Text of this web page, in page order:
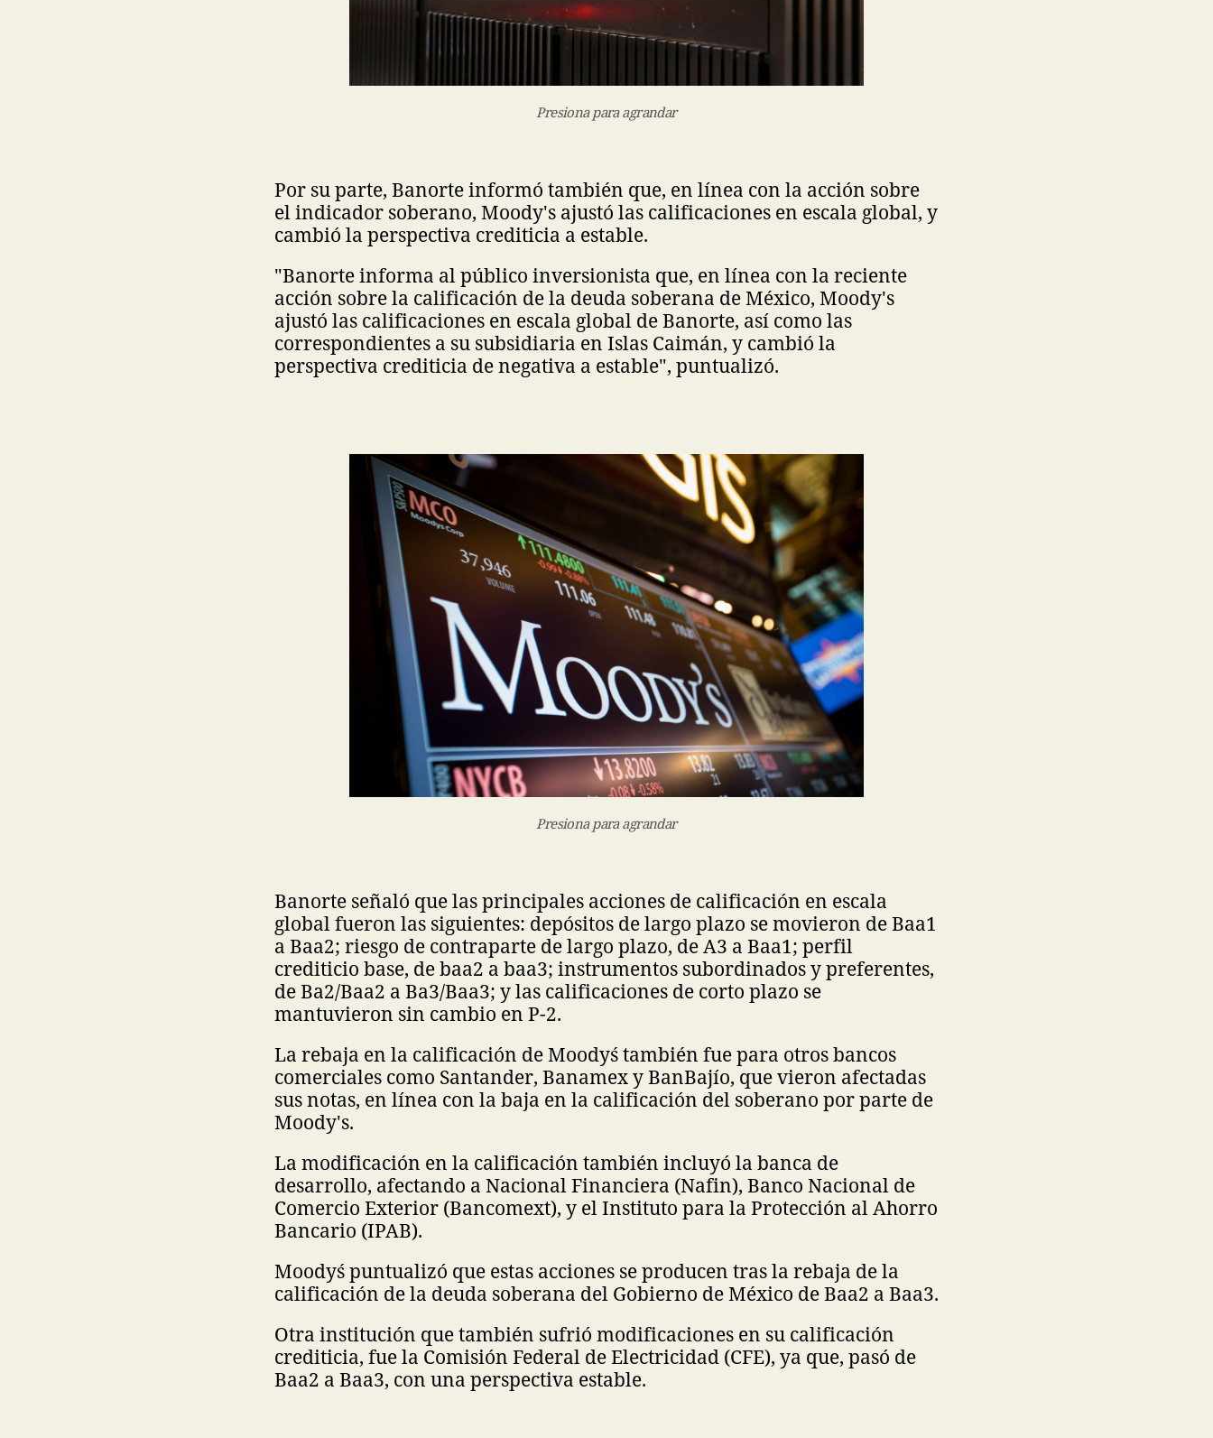
Presiona para agrandar
Por su parte, Banorte informó también que, en línea con la acción sobre
el indicador soberano, Moody's ajustó las calificaciones en escala global, y
cambió la perspectiva crediticia a estable.
"Banorte informa al público inversionista que, en línea con la reciente
acción sobre la calificación de la deuda soberana de México, Moody's
ajustó las calificaciones en escala global de Banorte, así como las
correspondientes a su subsidiaria en Islas Caimán, y cambió la
perspectiva crediticia de negativa a estable", puntualizó.
Presiona para agrandar
Banorte señaló que las principales acciones de calificación en escala
global fueron las siguientes: depósitos de largo plazo se movieron de Baa1
a Baa2; riesgo de contraparte de largo plazo, de A3 a Baa1; perfil
crediticio base, de baa2 a baa3; instrumentos subordinados y preferentes,
de Ba2/Baa2 a Ba3/Baa3; y las calificaciones de corto plazo se
mantuvieron sin cambio en P-2.
La rebaja en la calificación de Moody´s también fue para otros bancos
comerciales como Santander, Banamex y BanBajío, que vieron afectadas
sus notas, en línea con la baja en la calificación del soberano por parte de
Moody's.
La modificación en la calificación también incluyó la banca de
desarrollo, afectando a Nacional Financiera (Nafin), Banco Nacional de
Comercio Exterior (Bancomext), y el Instituto para la Protección al Ahorro
Bancario (IPAB).
Moody´s puntualizó que estas acciones se producen tras la rebaja de la
calificación de la deuda soberana del Gobierno de México de Baa2 a Baa3.
Otra institución que también sufrió modificaciones en su calificación
crediticia, fue la Comisión Federal de Electricidad (CFE), ya que, pasó de
Baa2 a Baa3, con una perspectiva estable.